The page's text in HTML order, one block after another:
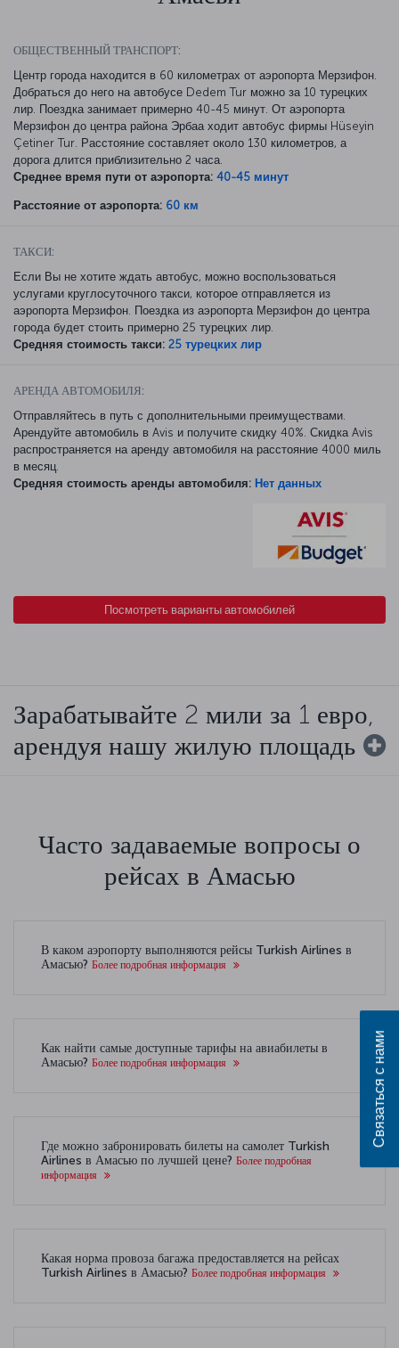
ОБЩЕСТВЕННЫЙ ТРАНСПОРТ:
Центр города находится в 60 километрах от аэропорта Мерзифон.
Добраться до него на автобусе Dedem Tur можно за 10 турецких
лир. Поездка занимает примерно 40-45 минут. От аэропорта
Мерзифон до центра района Эрбаа ходит автобус фирмы Hüseyin
Çetiner Tur. Расстояние составляет около 130 километров, а
дорога длится приблизительно 2 часа.
Среднее время пути от аэропорта: 40-45 минут
Расстояние от аэропорта: 60 км
ТАКСИ:
Если Вы не хотите ждать автобус, можно воспользоваться
услугами круглосуточного такси, которое отправляется из
аэропорта Мерзифон. Поездка из аэропорта Мерзифон до центра
города будет стоить примерно 25 турецких лир.
Средняя стоимость такси: 25 турецких лир
АРЕНДА АВТОМОБИЛЯ:
Отправляйтесь в путь с дополнительными преимуществами.
Арендуйте автомобиль в Avis и получите скидку 40%. Скидка Avis
распространяется на аренду автомобиля на расстояние 4000 миль
в месяц.
Средняя стоимость аренды автомобиля: Нет данных
Посмотреть варианты автомобилей
Зарабатывайте 2 мили за 1 евро,
арендуя нашу жилую площадь
Часто задаваемые вопросы о
рейсах в Амасью
В каком аэропорту выполняются рейсы Turkish Airlines в
Амасью? Более подробная информация
Как найти самые доступные тарифы на авиабилеты в
Амасью? Более подробная информация
Где можно забронировать билеты на самолет Turkish
Airlines в Амасью по лучшей цене? Более подробная
информация
Какая норма провоза багажа предоставляется на рейсах
Turkish Airlines в Амасью? Более подробная информация
Связаться с нами